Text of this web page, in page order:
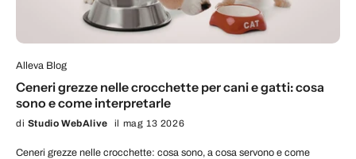
Alleva Blog
Ceneri grezze nelle crocchette per cani e gatti: cosa
sono e come interpretarle
di Studio WebAlive il mag 13 2026
Ceneri grezze nelle crocchette: cosa sono, a cosa servono e come